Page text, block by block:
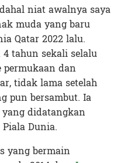
niat awalnya saya
muda yang baru
Qatar 2022 lalu.
tahun sekali selalu
dan
tidak lama setelah
pun bersambut. Ia
didatangkan
Dunia.
yang bermain